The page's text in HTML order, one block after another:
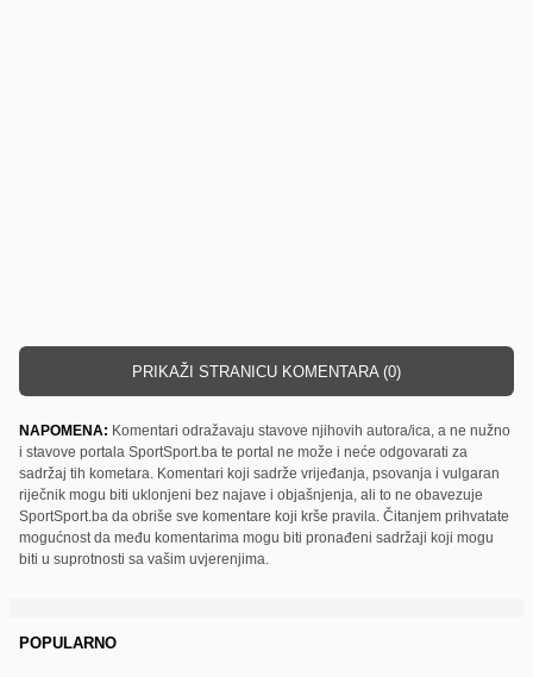
PRIKAŽI STRANICU KOMENTARA (0)
NAPOMENA: Komentari odražavaju stavove njihovih autora/ica, a ne nužno
i stavove portala SportSport.ba te portal ne može i neće odgovarati za
sadržaj tih kometara. Komentari koji sadrže vrijeđanja, psovanja i vulgaran
riječnik mogu biti uklonjeni bez najave i objašnjenja, ali to ne obavezuje
SportSport.ba da obriše sve komentare koji krše pravila. Čitanjem prihvatate
mogućnost da među komentarima mogu biti pronađeni sadržaji koji mogu
biti u suprotnosti sa vašim uvjerenjima.
POPULARNO